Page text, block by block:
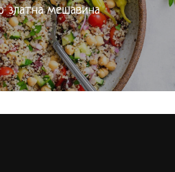
златна мешавина